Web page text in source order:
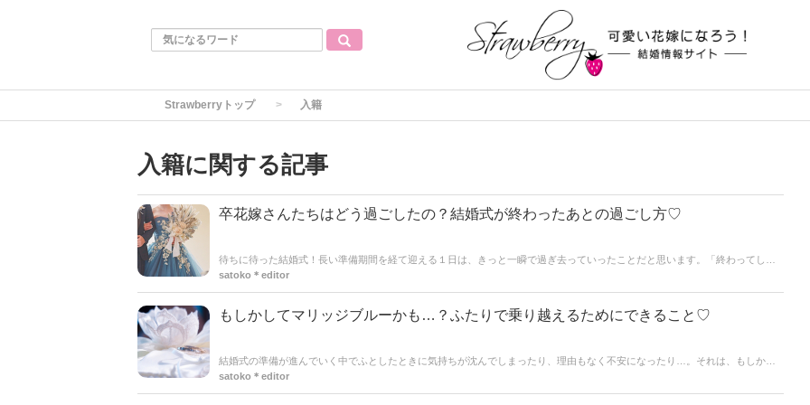
Strawberryトップ 入籍
入籍に関する記事
卒花嫁さんたちはどう過ごしたの？結婚式が終わったあとの過ごし方♡
待ちに待った結婚式！長い準備期間を経て迎える１日は、きっと一瞬で過ぎ去っていったことだと思います。「終わってしま
ったなぁ…」という寂しさを感じる人もいれば、「やりきった！」という充実感で満たされている人も多いはず。たくさんの
れを読めば、結婚式の翌日からの過ごし方がきっとイメージしやすくなるはず！ぜひ参考にしてくださいね＊
satoko＊editor
もしかしてマリッジブルーかも…？ふたりで乗り越えるためにできること♡
結婚式の準備が進んでいく中でふとしたときに気持ちが沈んでしまったり、理由もなく不安になったり…。それは、もしかし
たらマリッジブルーかも…。そんな気持ちに悩まされるのは当たり前のこと！実は、たくさんの多くの花嫁さんが一度は経験
satoko＊editor